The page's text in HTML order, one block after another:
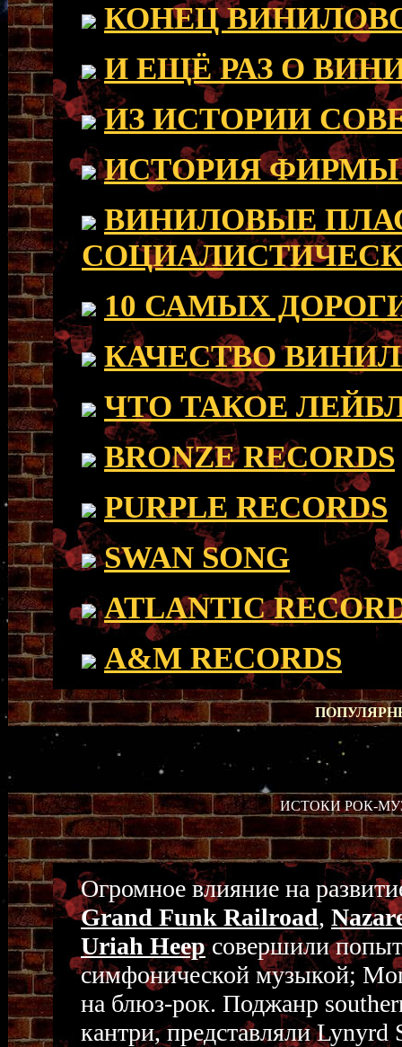
КОНЕЦ
И ЕЩЁ РАЗ О
ИЗ ИСТОРИИ
ИСТОРИЯ
ВИНИЛОВЫЕ
10 САМЫХ
КАЧЕСТВО
ЧТО ТАКОЕ
BRONZE RECORDS
PURPLE RECORDS
SWAN SONG
ATLANTIC
A&M RECORDS
ИСТОКИ РОК-
Огромное влияние на
Grand Funk Railroad,
Uriah Heepсовершили
симфонической музыкой;
на блюз-рок. Поджанр
кантри, представляли Lynyrd